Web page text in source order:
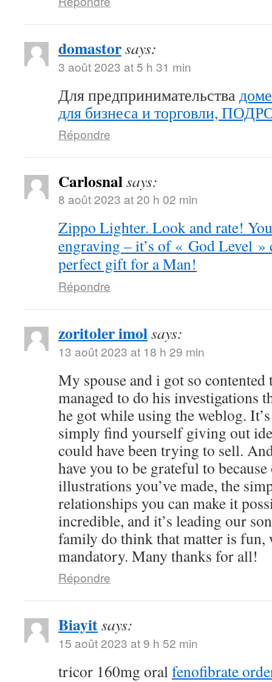
domastorsays:
3 août 2023 at 5 h 31 min
Для предпринимательства
для бизнеса и торговли,
Répondre
Carlosnalsays:
8 août 2023 at 20 h 02 min
Zippo Lighter. Look and rate!
engraving – it’s of « God Level
perfect gift for a Man!
Répondre
zoritoler imolsays:
13 août 2023 at 18 h 29 min
My spouse and i got so contented
managed to do his investigations
he got while using the weblog.
simply find yourself giving out
could have been trying to sell.
have you to be grateful to
illustrations you’ve made, the
relationships you can make it
incredible, and it’s leading our
family do think that matter is
mandatory. Many thanks for all!
Répondre
Biayitsays:
15 août 2023 at 9 h 52 min
tricor 160mg oralfenofibrate